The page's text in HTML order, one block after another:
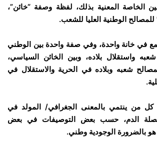
الخاصة المعنية بذلك، لفظة وصفة “خائن”،
الوطنية العليا للشعب.
في خانة واحدة، وفي صفة واحدة بين الوطني
واستقلال بلاده، وبين الخائن السياسي،
شعبه وبلاده في الحرية والاستقلال في
كل من ينتمي بالمعنى الجغرافي/ المولد في
الدم، حسب بعض التوصيفات في بعض
هو بالضرورة الوجودية وطني.